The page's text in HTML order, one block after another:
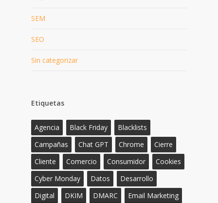
SEM
SEO
Sin categorizar
Etiquetas
Agencia Black Friday
Blacklists
Campañas
Chat GPT Chrome
Cierre
Cliente
Comercio Consumidor
Cookies
Cyber Monday
Datos
Desarrollo
Digital
DKIM DMARC
Email Marketing